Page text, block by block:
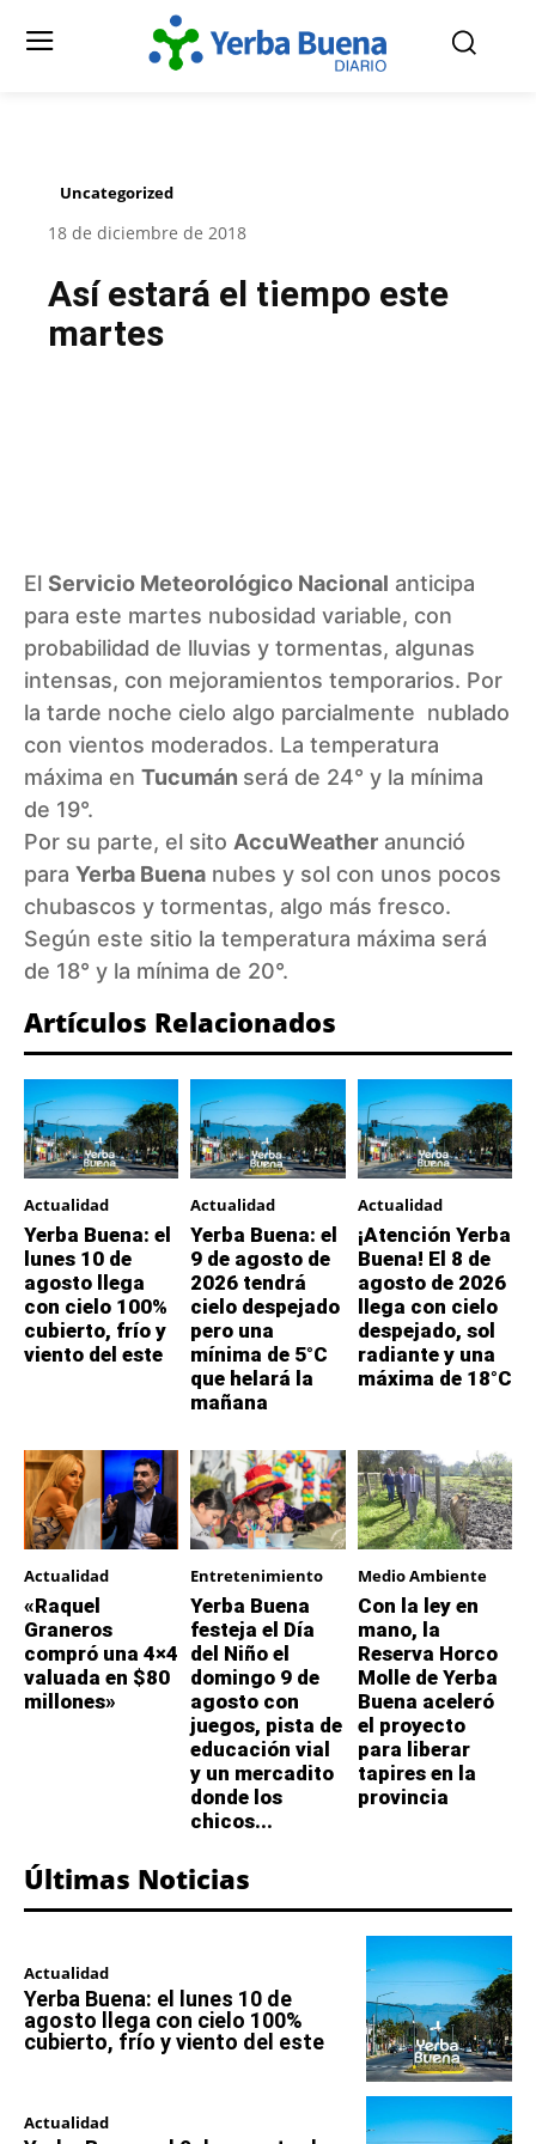
Uncategorized
18 de diciembre de 2018
Así estará el tiempo este
martes
El Servicio Meteorológico Nacional anticipa
para este martes nubosidad variable, con
probabilidad de lluvias y tormentas, algunas
intensas, con mejoramientos temporarios. Por
la tarde noche cielo algo parcialmente nublado
con vientos moderados. La temperatura
máxima en Tucumán será de 24° y la mínima
de 19°.
Por su parte, el sito AccuWeather anunció
para Yerba Buena nubes y sol con unos pocos
chubascos y tormentas, algo más fresco.
Según este sitio la temperatura máxima será
de 18° y la mínima de 20°.
Artículos Relacionados
Actualidad
Yerba Buena: el
lunes 10 de
agosto llega
con cielo 100%
cubierto, frío y
viento del este
Actualidad
Yerba Buena: el
9 de agosto de
2026 tendrá
cielo despejado
pero una
mínima de 5°C
que helará la
mañana
Actualidad
¡Atención Yerba
Buena! El 8 de
agosto de 2026
llega con cielo
despejado, sol
radiante y una
máxima de 18°C
Actualidad
«Raquel
Graneros
compró una 4×4
valuada en $80
millones»
Entretenimiento
Yerba Buena
festeja el Día
del Niño el
domingo 9 de
agosto con
juegos, pista de
educación vial
y un mercadito
donde los
chicos...
Medio Ambiente
Con la ley en
mano, la
Reserva Horco
Molle de Yerba
Buena aceleró
el proyecto
para liberar
tapires en la
provincia
Últimas Noticias
Actualidad
Yerba Buena: el lunes 10 de
agosto llega con cielo 100%
cubierto, frío y viento del este
Actualidad